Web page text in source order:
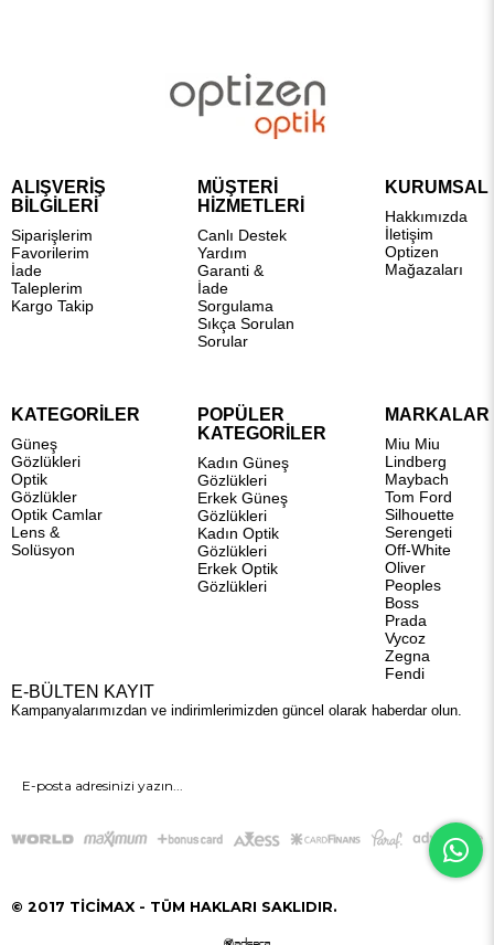
ALIŞVERİŞ
BİLGİLERİ
Siparişlerim
Favorilerim
İade
Taleplerim
Kargo Takip
MÜŞTERİ
HİZMETLERİ
Canlı Destek
Yardım
Garanti &
İade
Sorgulama
Sıkça Sorulan
Sorular
KURUMSAL
Hakkımızda
İletişim
Optizen
Mağazaları
KATEGORİLER
Güneş
Gözlükleri
Optik
Gözlükler
Optik Camlar
Lens &
Solüsyon
POPÜLER
KATEGORİLER
Kadın Güneş
Gözlükleri
Erkek Güneş
Gözlükleri
Kadın Optik
Gözlükleri
Erkek Optik
Gözlükleri
MARKALAR
Miu Miu
Lindberg
Maybach
Tom Ford
Silhouette
Serengeti
Off-White
Oliver
Peoples
Boss
Prada
Vycoz
Zegna
Fendi
E-BÜLTEN KAYIT
Kampanyalarımızdan ve indirimlerimizden güncel olarak haberdar olun.
GÖNDER
© 2017 TİCİMAX - TÜM HAKLARI SAKLIDIR.